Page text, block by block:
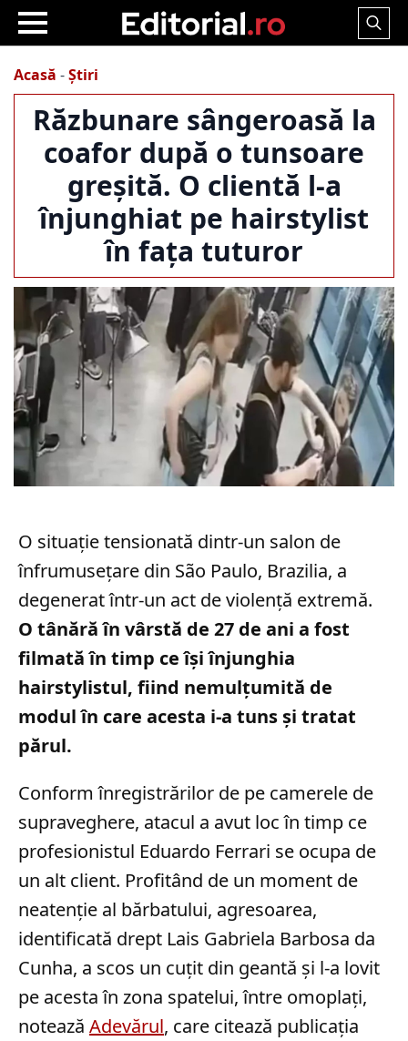
Search
Acasă -Știri
Răzbunare sângeroasă la
coafor după o tunsoare
greșită. O clientă l-a
înjunghiat pe hairstylist
în fața tuturor
O situație tensionată dintr-un salon de
înfrumusețare din São Paulo, Brazilia, a
degenerat într-un act de violență extremă.
O tânără în vârstă de 27 de ani a fost
filmată în timp ce își înjunghia
hairstylistul, fiind nemulțumită de
modul în care acesta i-a tuns și tratat
părul.
Conform înregistrărilor de pe camerele de
supraveghere, atacul a avut loc în timp ce
profesionistul Eduardo Ferrari se ocupa de
un alt client. Profitând de un moment de
neatenție al bărbatului, agresoarea,
identificată drept Lais Gabriela Barbosa da
Cunha, a scos un cuțit din geantă și l-a lovit
pe acesta în zona spatelui, între omoplați,
notează Adevărul, care citează publicația